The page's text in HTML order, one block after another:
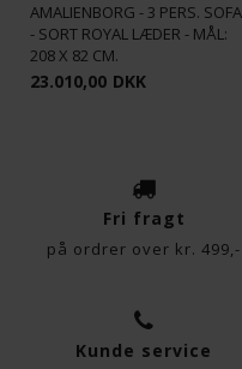
AMALIENBORG - 3 PERS. SOFA
- SORT ROYAL LÆDER - MÅL:
208 X 82 CM.
23.010,00 DKK
Fri fragt
på ordrer over kr. 499,-
Kunde service